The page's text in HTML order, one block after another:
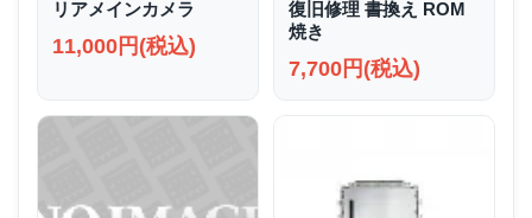
リアメインカメラ
11,000円(税込)
復旧修理 書換え ROM
焼き
7,700円(税込)